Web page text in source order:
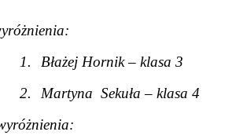
1.
Błażej Hornik – klasa 3
2.
Martyna Sekuła – klasa 4